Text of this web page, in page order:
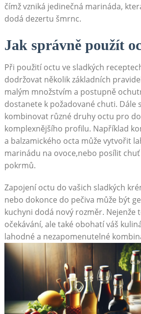
čímž ‍vzniká‍ jedinečná marináda,
dodá dezertu šmrnc.
Jak správně použít
Při ⁤použití octu ve sladkých
dodržovat ​několik⁤ základních
malým množstvím a postupně
dostanete k požadované chuti. Dále
kombinovat⁣ různé druhy ‍octu ‌pro
komplexnějšího profilu. Například
a‌ balzamického octa může vytvořit
⁤marinádu na ovoce,nebo posílit
pokrmů.
Zapojení octu do vašich ⁣sladkých⁣
nebo dokonce do pečiva může být
kuchyni dodá nový rozměr.‌ Nejenže
očekávání, ale⁢ také obohatí váš
lahodné a nezapomenutelné